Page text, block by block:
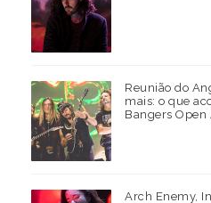
Reunião do
mais: o que
Bangers Open
Arch Enemy,